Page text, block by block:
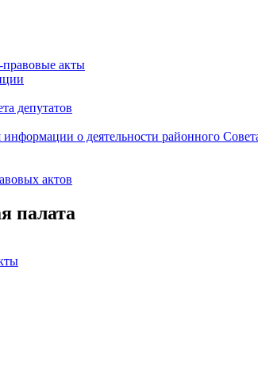
акты
депутатов
о деятельности районного
актов
палата